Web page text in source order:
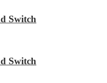
Switch
Switch